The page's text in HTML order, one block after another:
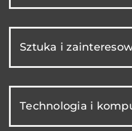
Sztuka i
Technologia i